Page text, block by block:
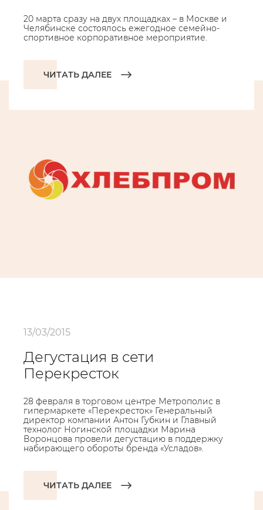
20 марта сразу на двух площадках – в Москве и
Челябинске состоялось ежегодное семейно-
спортивное корпоративное мероприятие.
ЧИТАТЬ ДАЛЕЕ
13/03/2015
Дегустация в сети
Перекресток
28 февраля в торговом центре Метрополис в
гипермаркете «Перекресток» Генеральный
директор компании Антон Губкин и Главный
технолог Ногинской площадки Марина
Воронцова провели дегустацию в поддержку
набирающего обороты бренда «Усладов».
ЧИТАТЬ ДАЛЕЕ